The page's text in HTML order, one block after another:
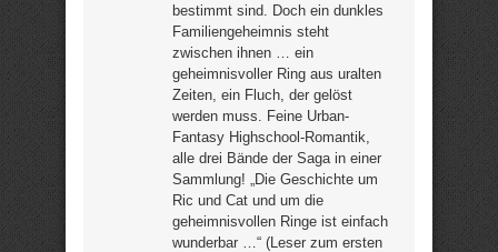
bestimmt sind. Doch ein dunkles
Familiengeheimnis steht
zwischen ihnen … ein
geheimnisvoller Ring aus uralten
Zeiten, ein Fluch, der gelöst
werden muss. Feine Urban-
Fantasy Highschool-Romantik,
alle drei Bände der Saga in einer
Sammlung! „Die Geschichte um
Ric und Cat und um die
geheimnisvollen Ringe ist einfach
wunderbar …“ (Leser zum ersten